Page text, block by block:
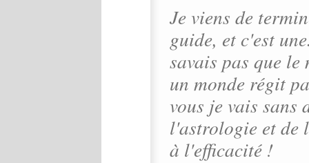
Je viens de
guide, et c'est
savais pas que le
un monde régit
vous je vais sans
l'astrologie et de
à l'efficacité !